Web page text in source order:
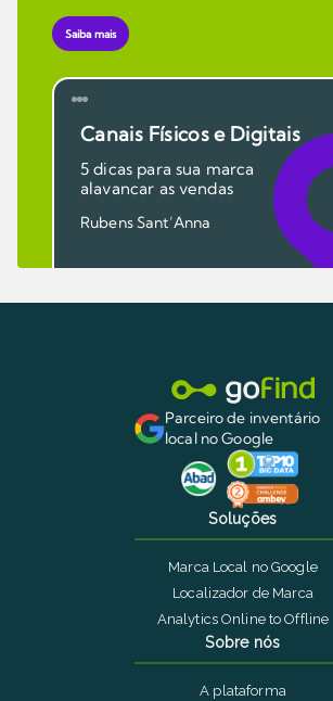
Saiba mais
Canais Físicos e Digitais
5 dicas para sua marca
alavancar as vendas
Rubens Sant’Anna
Parceiro de inventário
local no Google
Soluções
Marca Local no Google
Localizador de Marca
Analytics Online to Offline
Sobre nós
A plataforma